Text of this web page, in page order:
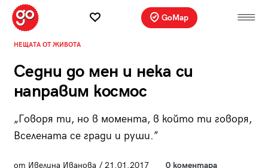
GoMap
НЕЩАТА ОТ ЖИВОТА
Седни до мен и нека си
направим космос
„Говоря ти, но в момента, в който ти говоря,
Вселената се гради и руши.”
от Ивелина Иванова / 21.01.2017
0 коментара